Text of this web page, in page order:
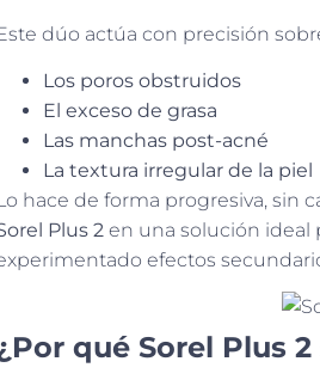
dúo actúa con precisión
Los poros obstruidos
El exceso de grasa
Las manchas post-acné
La textura irregular de la piel
hace de forma progresiva, sin
Plus 2 en una solución ideal
efectos
qué Sorel Plus